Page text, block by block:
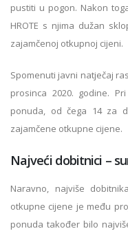
pustiti u pogon. Nakon
HROTE s njima dužan
zajamčenoj otkupnoj cijeni.
Spomenuti javni natječaj
prosinca 2020. godine.
ponuda, od čega 14 za
zajamčene otkupne cijene.
Najveći dobitnici –
Naravno, najviše
otkupne cijene je među
ponuda također bilo